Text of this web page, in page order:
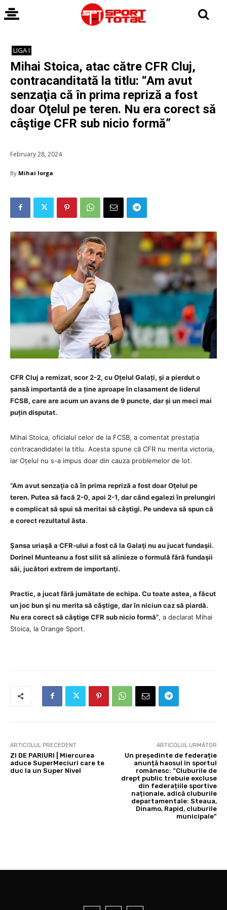
LIGA I
Mihai Stoica, atac către CFR Cluj,
contracanditată la titlu: “Am avut
senzaţia că în prima repriză a fost
doar Oţelul pe teren. Nu era corect să
câştige CFR sub nicio formă”
February 28, 2024
By Mihai Iorga
CFR Cluj a remizat, scor 2-2, cu Oțelul Galați, și a pierdut o
șansă importantă de a ține aproape în clasament de liderul
FCSB, care are acum un avans de 9 puncte, dar și un meci mai
puțin disputat.
Mihai Stoica, oficialul celor de la FCSB, a comentat prestația
contracandidatei la titlu. Acesta spune că CFR nu merita victoria,
iar Oțelul nu s-a impus doar din cauza problemelor de lot.
“Am avut senzaţia că în prima repriză a fost doar Oţelul pe
teren. Putea să facă 2-0, apoi 2-1, dar când egalezi în prelungiri
e complicat să spui să meritai să câştigi. Pe undeva să spun că
e corect rezultatul ăsta.
Şansa uriaşă a CFR-ului a fost că la Galaţi nu au jucat fundaşii.
Dorinel Munteanu a fost silit să alinieze o formulă fără fundaşii
săi, jucători extrem de importanţi.
Practic, a jucat fără jumătate de echipa. Cu toate astea, a făcut
un joc bun şi nu merita să câştige, dar în niciun caz să piardă.
Nu era corect să câştige CFR sub nicio formă”, a declarat Mihai
Stoica, la Orange Sport.
ARTICOLUL PRECEDENT
ZI DE PARIURI | Miercurea
aduce SuperMeciuri care te
duc la un Super Nivel
ARTICOLUL URMĂTOR
Un președinte de federație
anunță haosul în sportul
românesc: “Cluburile de
drept public trebuie excluse
din federațiile sportive
naționale, adică cluburile
departamentale: Steaua,
Dinamo, Rapid, cluburile
municipale”